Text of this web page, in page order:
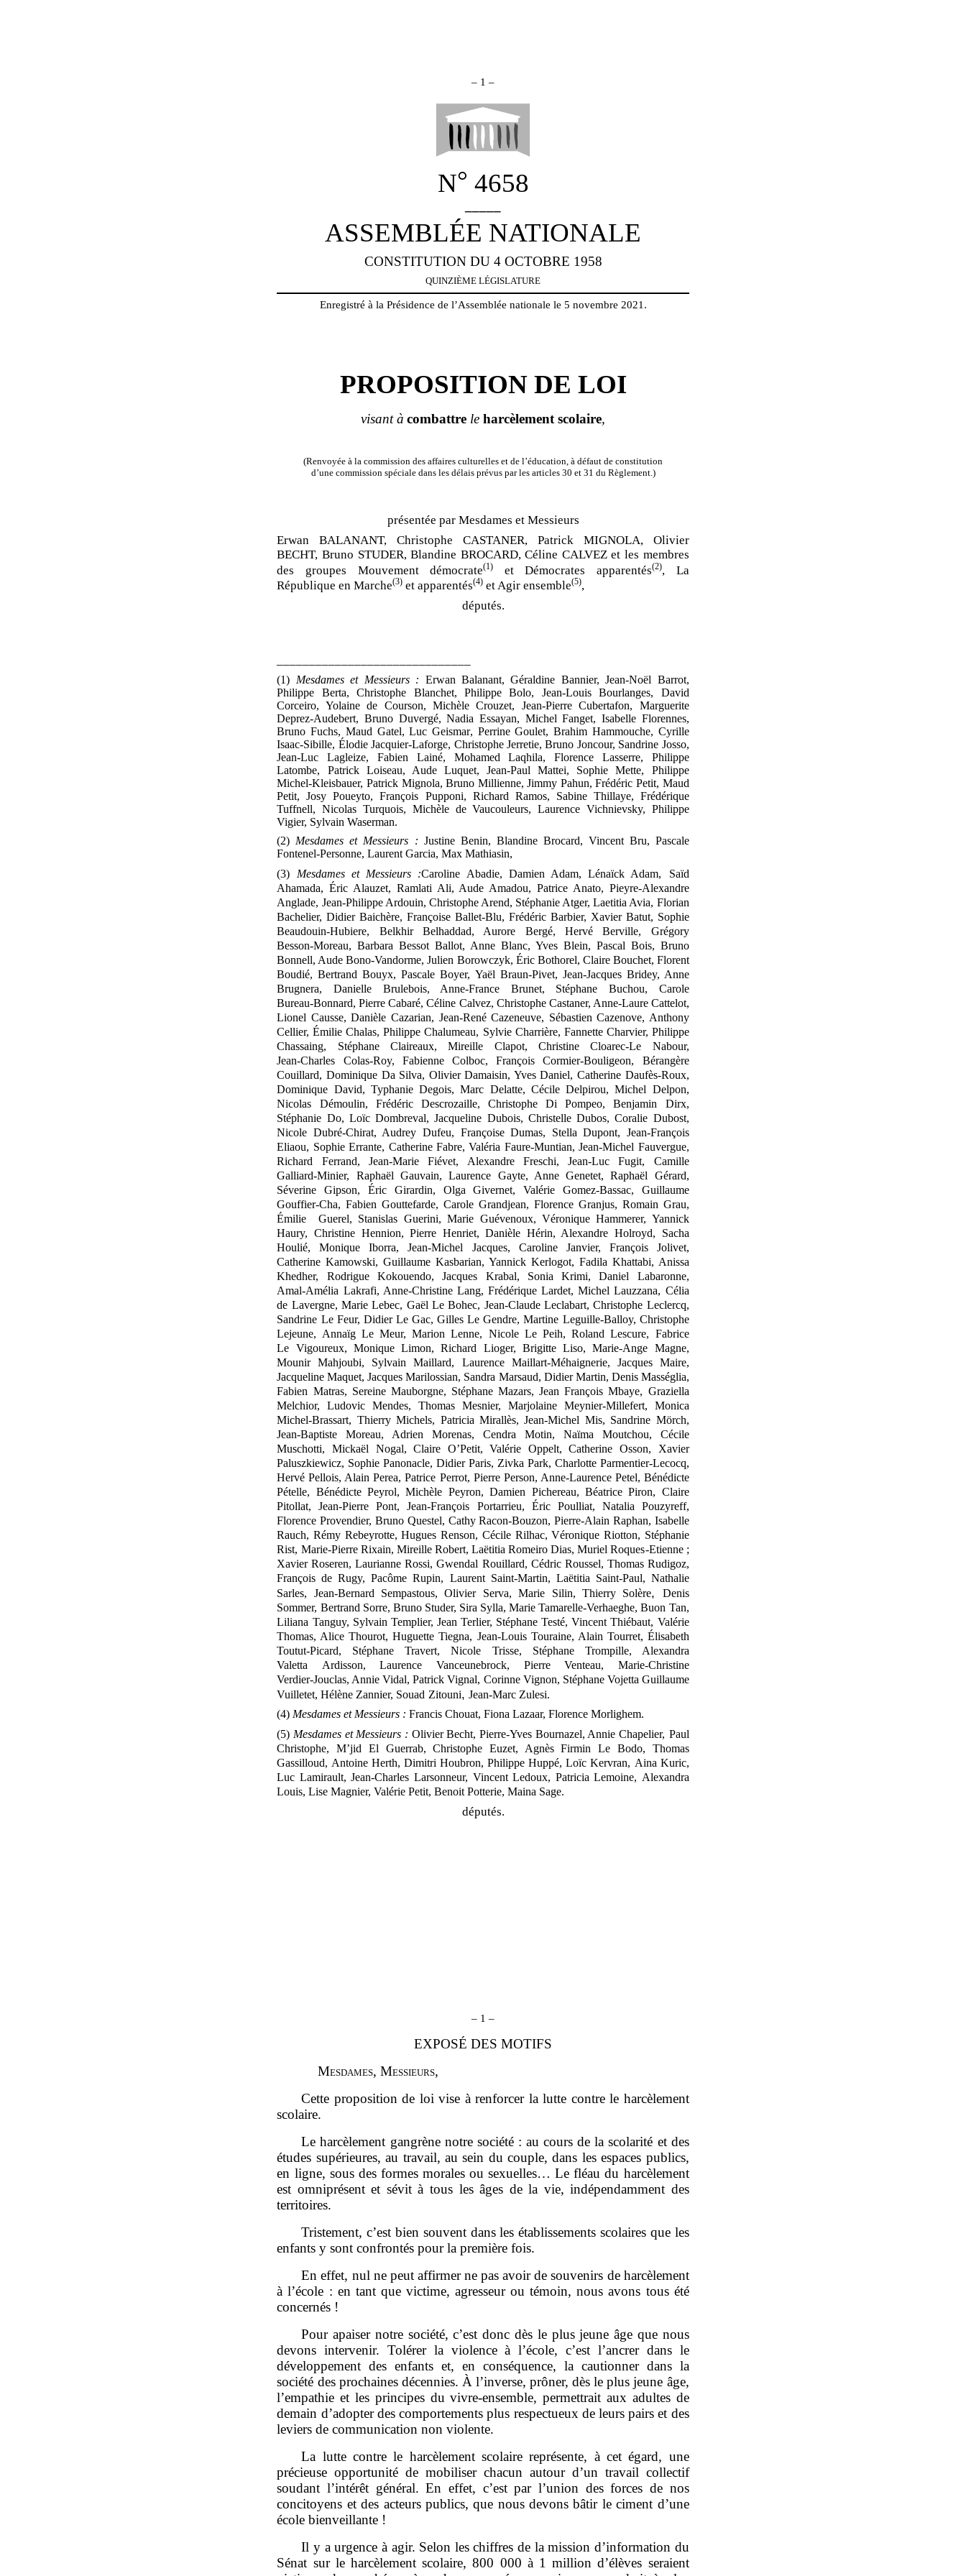
– 1 –
N° 4658
ASSEMBLÉE NATIONALE
CONSTITUTION DU 4 OCTOBRE 1958
QUINZIÈME LÉGISLATURE
Enregistré à la Présidence de l’Assemblée nationale le 5 novembre 2021.
PROPOSITION DE LOI
visant à combattre le harcèlement scolaire,
(Renvoyée à la commission des affaires culturelles et de l’éducation, à défaut de constitution
d’une commission spéciale dans les délais prévus par les articles 30 et 31 du Règlement.)
présentée par Mesdames et Messieurs
Erwan BALANANT, Christophe CASTANER, Patrick MIGNOLA, Olivier
BECHT, Bruno STUDER, Blandine BROCARD, Céline CALVEZ et les membres
des groupes Mouvement démocrate(1) et Démocrates apparentés(2), La
République en Marche(3) et apparentés(4) et Agir ensemble(5),
députés.
(1) Mesdames et Messieurs : Erwan Balanant, Géraldine Bannier, Jean‑Noël Barrot,
Philippe Berta, Christophe Blanchet, Philippe Bolo, Jean‑Louis Bourlanges, David
Corceiro, Yolaine de Courson, Michèle Crouzet, Jean‑Pierre Cubertafon, Marguerite
Deprez‑Audebert, Bruno Duvergé, Nadia Essayan, Michel Fanget, Isabelle Florennes,
Bruno Fuchs, Maud Gatel, Luc Geismar, Perrine Goulet, Brahim Hammouche, Cyrille
Isaac‑Sibille, Élodie Jacquier‑Laforge, Christophe Jerretie, Bruno Joncour, Sandrine Josso,
Jean‑Luc Lagleize, Fabien Lainé, Mohamed Laqhila, Florence Lasserre, Philippe
Latombe, Patrick Loiseau, Aude Luquet, Jean‑Paul Mattei, Sophie Mette, Philippe
Michel‑Kleisbauer, Patrick Mignola, Bruno Millienne, Jimmy Pahun, Frédéric Petit, Maud
Petit, Josy Poueyto, François Pupponi, Richard Ramos, Sabine Thillaye, Frédérique
Tuffnell, Nicolas Turquois, Michèle de Vaucouleurs, Laurence Vichnievsky, Philippe
Vigier, Sylvain Waserman.
(2) Mesdames et Messieurs : Justine Benin, Blandine Brocard, Vincent Bru, Pascale
Fontenel‑Personne, Laurent Garcia, Max Mathiasin,
(3)
Mesdames et Messieurs :Caroline Abadie, Damien Adam, Lénaïck Adam,
Saïd
Ahamada, Éric Alauzet, Ramlati Ali, Aude Amadou, Patrice Anato, Pieyre‑Alexandre
Anglade, Jean‑Philippe Ardouin, Christophe Arend, Stéphanie Atger, Laetitia Avia, Florian
Bachelier, Didier Baichère,Françoise Ballet‑Blu, Frédéric Barbier, Xavier Batut, Sophie
Beaudouin‑Hubiere, Belkhir Belhaddad, Aurore Bergé, Hervé Berville, Grégory
Besson‑Moreau, Barbara Bessot Ballot, Anne Blanc, Yves Blein, Pascal Bois, Bruno
Bonnell, Aude Bono‑Vandorme, Julien Borowczyk, Éric Bothorel, Claire Bouchet, Florent
Boudié, Bertrand Bouyx, Pascale Boyer, Yaël Braun‑Pivet, Jean‑Jacques Bridey, Anne
Brugnera, Danielle Brulebois, Anne‑France
Brunet, Stéphane Buchou, Carole
Bureau‑Bonnard, Pierre Cabaré, Céline Calvez, Christophe Castaner, Anne‑Laure Cattelot,
Lionel Causse, Danièle Cazarian, Jean‑René Cazeneuve, Sébastien Cazenove, Anthony
Cellier, Émilie Chalas, Philippe Chalumeau, Sylvie Charrière, Fannette Charvier, Philippe
Chassaing, Stéphane Claireaux, Mireille Clapot, Christine Cloarec‑Le Nabour,
Jean‑Charles Colas‑Roy, Fabienne Colboc, François Cormier‑Bouligeon, Bérangère
Couillard, Dominique Da Silva, Olivier Damaisin, Yves Daniel, Catherine Daufès‑Roux,
Dominique David, Typhanie Degois, Marc Delatte, Cécile Delpirou, Michel Delpon,
Nicolas Démoulin, Frédéric Descrozaille, Christophe Di
Pompeo, Benjamin Dirx,
Stéphanie Do, Loïc Dombreval, Jacqueline Dubois, Christelle Dubos, Coralie Dubost,
Nicole Dubré‑Chirat, Audrey Dufeu, Françoise Dumas, Stella Dupont, Jean‑François
Eliaou, Sophie Errante, Catherine Fabre, Valéria Faure‑Muntian, Jean‑Michel Fauvergue,
Richard Ferrand, Jean‑Marie Fiévet, Alexandre Freschi, Jean‑Luc Fugit, Camille
Galliard‑Minier, Raphaël Gauvain, Laurence Gayte, Anne Genetet, Raphaël Gérard,
Séverine Gipson, Éric Girardin, Olga Givernet, Valérie Gomez‑Bassac, Guillaume
Gouffier‑Cha, Fabien Gouttefarde, Carole Grandjean, Florence Granjus, Romain Grau,
Émilie
Guerel, Stanislas Guerini, Marie Guévenoux, Véronique Hammerer, Yannick
Haury, Christine Hennion, Pierre Henriet, Danièle Hérin, Alexandre Holroyd, Sacha
Houlié, Monique Iborra, Jean‑Michel Jacques, Caroline Janvier, François Jolivet,
Catherine Kamowski, Guillaume Kasbarian, Yannick Kerlogot, Fadila Khattabi, Anissa
Khedher, Rodrigue Kokouendo, Jacques Krabal, Sonia Krimi, Daniel Labaronne,
Amal‑Amélia Lakrafi, Anne‑Christine Lang, Frédérique Lardet, Michel Lauzzana, Célia
de Lavergne, Marie Lebec, Gaël Le Bohec, Jean‑Claude Leclabart, Christophe Leclercq,
Sandrine Le Feur, Didier Le Gac, Gilles Le Gendre, Martine Leguille‑Balloy, Christophe
Lejeune, Annaïg Le Meur, Marion Lenne, Nicole Le Peih, Roland Lescure, Fabrice
Le Vigoureux, Monique Limon, Richard Lioger, Brigitte Liso, Marie‑Ange Magne,
Mounir Mahjoubi, Sylvain Maillard, Laurence Maillart‑Méhaignerie, Jacques Maire,
Jacqueline Maquet, Jacques Marilossian, Sandra Marsaud, Didier Martin, Denis Masséglia,
Fabien Matras, Sereine Mauborgne, Stéphane Mazars, Jean François Mbaye, Graziella
Melchior, Ludovic Mendes, Thomas Mesnier, Marjolaine Meynier‑Millefert, Monica
Michel‑Brassart, Thierry Michels, Patricia Mirallès, Jean‑Michel Mis, Sandrine Mörch,
Jean‑Baptiste Moreau, Adrien Morenas, Cendra Motin, Naïma Moutchou, Cécile
Muschotti, Mickaël Nogal, Claire O’Petit, Valérie Oppelt, Catherine Osson, Xavier
Paluszkiewicz, Sophie Panonacle, Didier Paris, Zivka Park, Charlotte Parmentier‑Lecocq,
Hervé Pellois, Alain Perea, Patrice Perrot, Pierre Person, Anne‑Laurence Petel, Bénédicte
Pételle, Bénédicte Peyrol, Michèle Peyron, Damien Pichereau, Béatrice Piron, Claire
Pitollat, Jean‑Pierre Pont, Jean‑François Portarrieu, Éric Poulliat, Natalia Pouzyreff,
Florence Provendier, Bruno Questel, Cathy Racon‑Bouzon, Pierre‑Alain Raphan, Isabelle
Rauch, Rémy Rebeyrotte, Hugues Renson, Cécile Rilhac, Véronique Riotton, Stéphanie
Rist, Marie‑Pierre Rixain, Mireille Robert, Laëtitia Romeiro Dias, Muriel Roques‑Etienne ;
Xavier Roseren, Laurianne Rossi, Gwendal Rouillard, Cédric Roussel, Thomas Rudigoz,
François de Rugy, Pacôme Rupin, Laurent Saint‑Martin, Laëtitia Saint‑Paul, Nathalie
Sarles, Jean‑Bernard Sempastous, Olivier Serva, Marie Silin, Thierry Solère,
Denis
Sommer, Bertrand Sorre, Bruno Studer, Sira Sylla, Marie Tamarelle‑Verhaeghe, Buon Tan,
Liliana Tanguy, Sylvain Templier, Jean Terlier, Stéphane Testé, Vincent Thiébaut, Valérie
Thomas, Alice Thourot, Huguette Tiegna, Jean‑Louis Touraine, Alain Tourret, Élisabeth
Toutut‑Picard, Stéphane Travert, Nicole Trisse, Stéphane Trompille, Alexandra
Valetta
Ardisson, Laurence Vanceunebrock, Pierre Venteau, Marie‑Christine
Verdier‑Jouclas, Annie Vidal, Patrick Vignal, Corinne Vignon, Stéphane Vojetta Guillaume
Vuilletet, Hélène Zannier, Souad Zitouni,Jean‑Marc Zulesi.
(4) Mesdames et Messieurs :Francis Chouat, Fiona Lazaar, Florence Morlighem.
(5) Mesdames et Messieurs : Olivier Becht, Pierre‑Yves Bournazel, Annie Chapelier, Paul
Christophe, M’jid
El
Guerrab, Christophe Euzet, Agnès Firmin Le Bodo, Thomas
Gassilloud, Antoine Herth, Dimitri Houbron, Philippe Huppé,Loïc Kervran, Aina Kuric,
Luc Lamirault, Jean‑Charles Larsonneur, Vincent Ledoux, Patricia Lemoine, Alexandra
Louis,Lise Magnier, Valérie Petit, Benoit Potterie, Maina Sage.
députés.
– 1 –
EXPOSÉ DES MOTIFS
Mesdames, Messieurs,
Cette proposition de loi vise à renforcer la lutte contre le harcèlement
scolaire.
Le harcèlement gangrène notre société : au cours de la scolarité et des
études supérieures, au travail, au sein du couple, dans les espaces publics,
en ligne, sous des formes morales ou sexuelles… Le fléau du harcèlement
est omniprésent et sévit à tous les âges de la vie, indépendamment des
territoires.
Tristement, c’est bien souvent dans les établissements scolaires que les
enfants y sont confrontés pour la première fois.
En effet, nul ne peut affirmer ne pas avoir de souvenirs de harcèlement
à l’école : en tant que victime, agresseur ou témoin, nous avons tous été
concernés !
Pour apaiser notre société, c’est donc dès le plus jeune âge que nous
devons intervenir. Tolérer la violence à l’école, c’est l’ancrer dans le
développement des enfants et, en conséquence, la cautionner dans la
société des prochaines décennies. À l’inverse, prôner, dès le plus jeune âge,
l’empathie et les principes du vivre‑ensemble, permettrait aux adultes de
demain d’adopter des comportements plus respectueux de leurs pairs et des
leviers de communication non violente.
La lutte contre le harcèlement scolaire représente, à cet égard, une
précieuse opportunité de mobiliser chacun autour d’un travail collectif
soudant l’intérêt général. En effet, c’est par l’union des forces de nos
concitoyens et des acteurs publics, que nous devons bâtir le ciment d’une
école bienveillante !
Il y a urgence à agir. Selon les chiffres de la mission d’information du
Sénat sur le harcèlement scolaire, 800 000 à 1 million d’élèves seraient